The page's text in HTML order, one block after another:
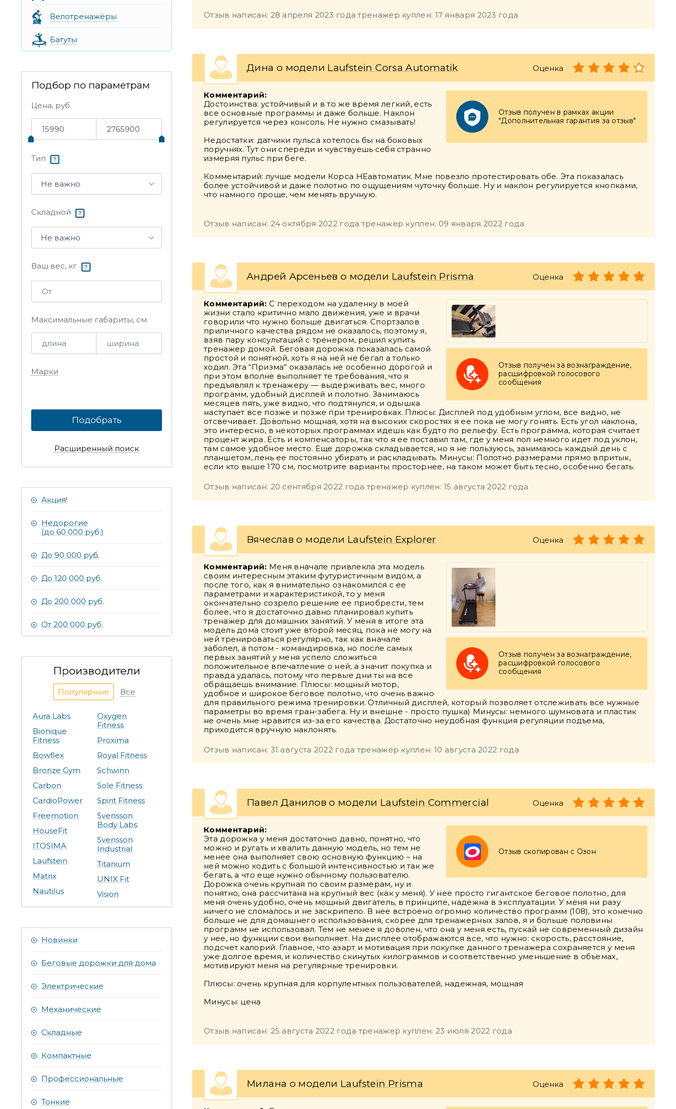
Велотренажёры
Батуты
Подбор по параметрам
Цена, руб.
Тип ?
Не важно
Складной ?
Не важно
Ваш вес, кг ?
Максимальные габариты, см
Марки
Подобрать
Расширенный поиск
Акция!
Недорогие
(до 60 000 руб.)
До 90 000 руб.
До 120 000 руб.
До 200 000 руб.
От 200 000 руб.
Производители
Популярные Все
Aura Labs
Bionique
Fitness
Bowflex
Bronze Gym
Carbon
CardioPower
Freemotion
HouseFit
ITOSIMA
Laufstein
Matrix
Nautilus
Oxygen
Fitness
Proxima
Royal Fitness
Schwinn
Sole Fitness
Spirit Fitness
Svensson
Body Labs
Svensson
Industrial
Titanium
UNIX Fit
Vision
Новинки
Беговые дорожки для дома
Электрические
Механические
Складные
Компактные
Профессиональные
Тонкие
Отзыв написан: 28 апреля 2023 года тренажер куплен: 17 января 2023 года
Дина о модели Laufstein Corsa Automatik Оценка
Отзыв получен в рамках акции
"Дополнительная гарантия за отзыв"
Комментарий:
Достоинства: устойчивый и в то же время легкий, есть
все основные программы и даже больше. Наклон
регулируется через консоль. Не нужно смазывать!
Недостатки: датчики пульса хотелось бы на боковых
поручнях. Тут они спереди и чувствуешь себя странно
измеряя пульс при беге.
Комментарий: лучше модели Корса НЕавтоматик. Мне повезло протестировать обе. Эта показалась
более устойчивой и даже полотно по ощущениям чуточку больше. Ну и наклон регулируется кнопками,
что намного проще, чем менять вручную.
Отзыв написан: 24 октября 2022 года тренажер куплен: 09 января 2022 года
Андрей Арсеньев о модели Laufstein Prisma Оценка
Отзыв получен за вознаграждение,
расшифровкой голосового
сообщения
Комментарий: С переходом на удаленку в моей
жизни стало критично мало движения, уже и врачи
говорили что нужно больше двигаться. Спортзалов
приличного качества рядом не оказалось, поэтому я,
взяв пару консультаций с тренером, решил купить
тренажер домой. Беговая дорожка показалась самой
простой и понятной, хоть я на ней не бегал а только
ходил. Эта “Призма” оказалась не особенно дорогой и
при этом вполне выполняет те требования, что я
предъявлял к тренажеру — выдерживать вес, много
программ, удобный дисплей и полотно. Занимаюсь
месяцев пять, уже видно, что подтянулся, и одышка
наступает все позже и позже при тренировках. Плюсы: Дисплей под удобным углом, все видно, не
отсвечивает. Довольно мощная, хотя на высоких скоростях я ее пока не могу гонять. Есть угол наклона,
это интересно, в некоторых программах идешь как будто по рельефу. Есть программа, которая считает
процент жира. Есть и компенсаторы, так что я ее поставил там, где у меня пол немного идет под уклон,
там самое удобное место. Еще дорожка складывается, но я не пользуюсь, занимаюсь каждый день с
планшетом, лень ее постоянно убирать и раскладывать. Минусы: Полотно размерами прямо впритык,
если кто выше 170 см, посмотрите варианты просторнее, на таком может быть тесно, особенно бегать.
Отзыв написан: 20 сентября 2022 года тренажер куплен: 15 августа 2022 года
Вячеслав о модели Laufstein Explorer Оценка
Отзыв получен за вознаграждение,
расшифровкой голосового
сообщения
Комментарий: Меня вначале привлекла эта модель
своим интересным этаким футуристичным видом, а
после того, как я внимательно ознакомился с ее
параметрами и характеристикой, то у меня
окончательно созрело решение ее приобрести, тем
более, что я достаточно давно планировал купить
тренажер для домашних занятий. У меня в итоге эта
модель дома стоит уже второй месяц, пока не могу на
ней тренироваться регулярно, так как вначале
заболел, а потом - командировка, но после самых
первых занятий у меня успело сложиться
положительное впечатление о ней, а значит покупка и
правда удалась, потому что первые дни ты на все
обращаешь внимание. Плюсы: мощный мотор,
удобное и широкое беговое полотно, что очень важно
для правильного режима тренировки. Отличный дисплей, который позволяет отслеживать все нужные
параметры во время гран-забега. Ну и внешне - просто пушка) Минусы: немного шумновата и пластик
не очень мне нравится из-за его качества. Достаточно неудобная функция регуляции подъема,
приходится вручную наклонять.
Отзыв написан: 31 августа 2022 года тренажер куплен: 10 августа 2022 года
Павел Данилов о модели Laufstein Commercial Оценка
Отзыв скопирован с Озон
Комментарий:
Эта дорожка у меня достаточно давно, понятно, что
можно и ругать и хвалить данную модель, но тем не
менее она выполняет свою основную функцию – на
ней можно ходить с большой интенсивностью и так же
бегать, а что еще нужно обычному пользователю.
Дорожка очень крупная по своим размерам, ну и
понятно, она рассчитана на крупный вес (как у меня). У нее просто гигантское беговое полотно, для
меня очень удобно, очень мощный двигатель, в принципе, надёжна в эксплуатации. У меня ни разу
ничего не сломалось и не заскрипело. В нее встроено огромно количество программ (108), это конечно
больше не для домашнего использования, скорее для тренажерных залов, я и больше половины
программ не использовал. Тем не менее я доволен, что она у меня есть, пускай не современный дизайн
у нее, но функции свои выполняет. На дисплее отображаются все, что нужно: скорость, расстояние,
подсчет калорий. Главное, что азарт и мотивация при покупке данного тренажера сохраняется у меня
уже долгое время, и количество скинутых килограммов и соответственно уменьшение в объемах,
мотивируют меня на регулярные тренировки.
Плюсы: очень крупная для корпулентных пользователей, надежная, мощная
Минусы: цена
Отзыв написан: 25 августа 2022 года тренажер куплен: 23 июля 2022 года
Милана о модели Laufstein Prisma Оценка